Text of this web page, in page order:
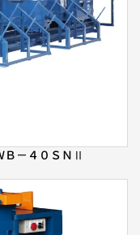
Ｂ－４０ＳＮⅡ